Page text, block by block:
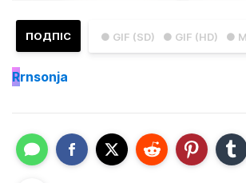
● GIF (SD) ● GIF (HD) ●
ПОДПІС
Rrnsonja